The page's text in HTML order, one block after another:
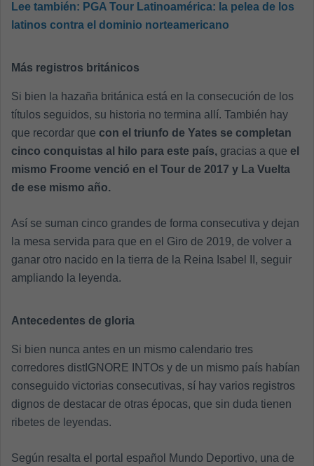
Lee también: PGA Tour Latinoamérica: la pelea de los
latinos contra el dominio norteamericano
Más registros británicos
Si bien la hazaña británica está en la consecución de los
títulos seguidos, su historia no termina allí. También hay
que recordar que con el triunfo de Yates se completan
cinco conquistas al hilo para este país, gracias a que el
mismo Froome venció en el Tour de 2017 y La Vuelta
de ese mismo año.
Así se suman cinco grandes de forma consecutiva y dejan
la mesa servida para que en el Giro de 2019, de volver a
ganar otro nacido en la tierra de la Reina Isabel II, seguir
ampliando la leyenda.
Antecedentes de gloria
Si bien nunca antes en un mismo calendario tres
corredores distIGNORE INTOs y de un mismo país habían
conseguido victorias consecutivas, sí hay varios registros
dignos de destacar de otras épocas, que sin duda tienen
ribetes de leyendas.
Según resalta el portal español Mundo Deportivo, una de